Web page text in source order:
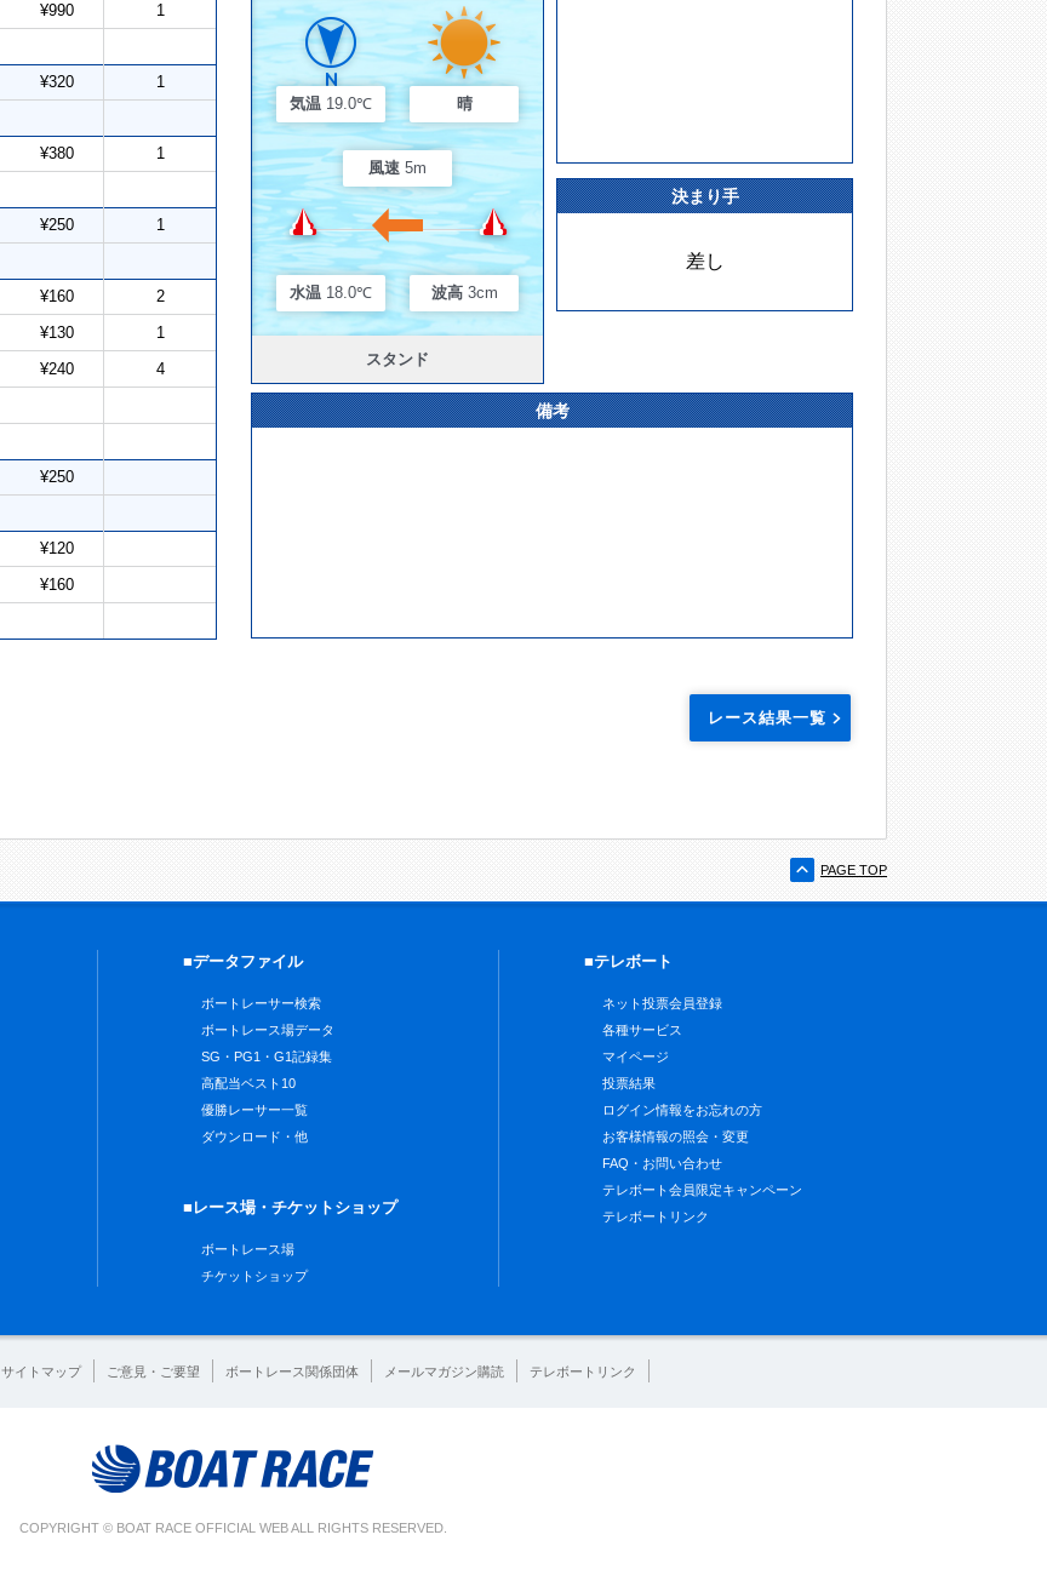
¥990 1
¥320 1
¥380 1
¥250 1
¥160 2
¥130 1
¥240 4
¥250
¥120
¥160
気温 19.0℃ 晴
風速 5m
水温 18.0℃ 波高 3cm
スタンド
決まり手
差し
備考
レース結果一覧
PAGE TOP
■データファイル
ボートレーサー検索
ボートレース場データ
SG・PG1・G1記録集
高配当ベスト10
優勝レーサー一覧
ダウンロード・他
■レース場・チケットショップ
ボートレース場
チケットショップ
■テレボート
ネット投票会員登録
各種サービス
マイページ
投票結果
ログイン情報をお忘れの方
お客様情報の照会・変更
FAQ・お問い合わせ
テレボート会員限定キャンペーン
テレボートリンク
サイトマップ ご意見・ご要望 ボートレース関係団体 メールマガジン購読 テレボートリンク
COPYRIGHT © BOAT RACE OFFICIAL WEB ALL RIGHTS RESERVED.